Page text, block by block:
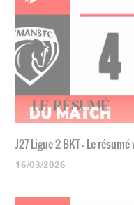
J27 Ligue 2 BKT - Le
16/03/2026